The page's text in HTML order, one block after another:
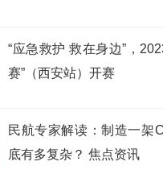
“应急救护 救在身边”，
赛”（西安站）开赛
民航专家解读：制造一架
底有多复杂？ 焦点资讯